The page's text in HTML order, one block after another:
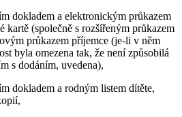
dokladem a elektronickým průkazem
kartě (společně s rozšířeným průkazem
průkazem příjemce (je-li v něm
byla omezena tak, že není způsobilá
s dodáním, uvedena),
dokladem a rodným listem dítěte,